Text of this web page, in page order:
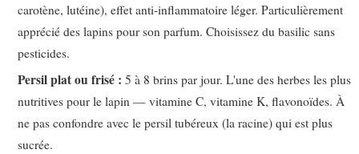
carotène, lutéine), effet anti-inflammatoire léger. Particulièrement
apprécié des lapins pour son parfum. Choisissez du basilic sans
pesticides.
Persil plat ou frisé : 5 à 8 brins par jour. L'une des herbes les plus
nutritives pour le lapin — vitamine C, vitamine K, flavonoïdes. À
ne pas confondre avec le persil tubéreux (la racine) qui est plus
sucrée.